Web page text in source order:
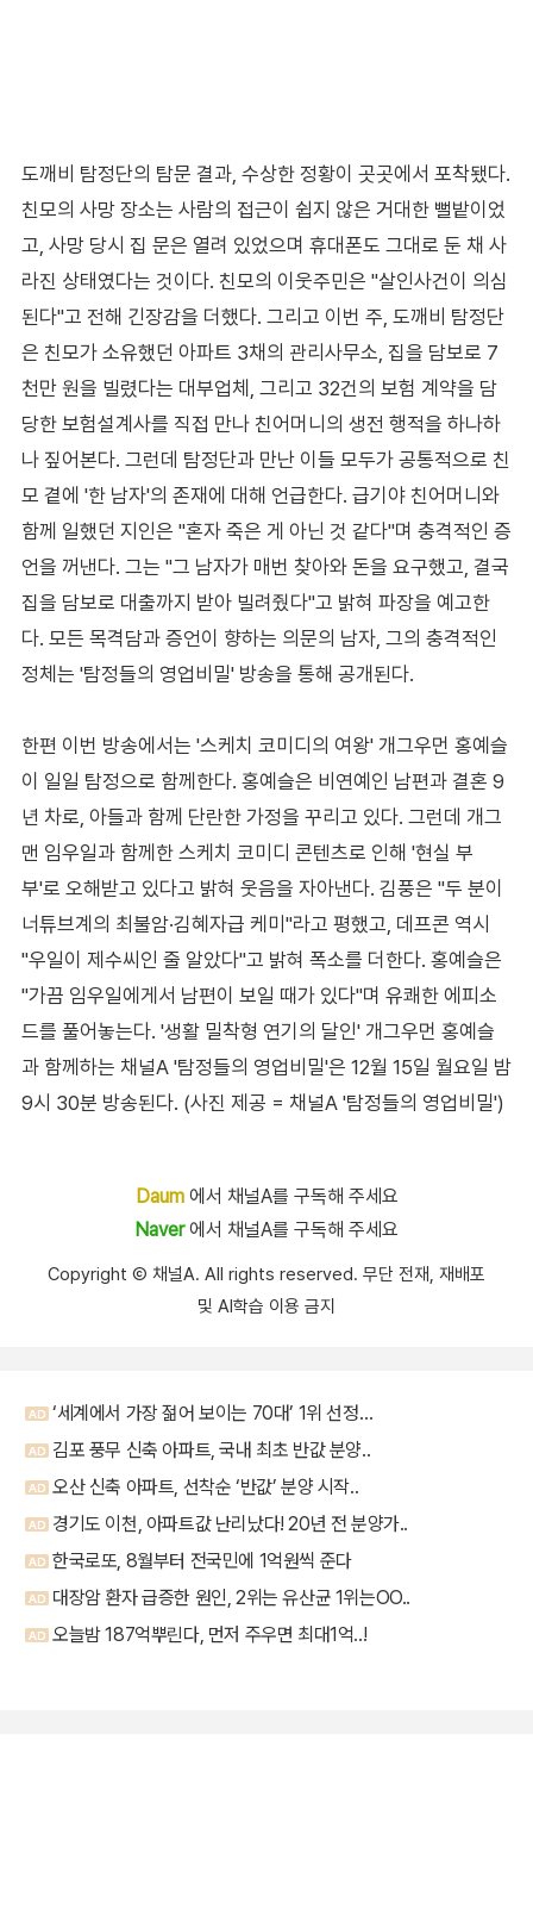
도깨비 탐정단의 탐문 결과, 수상한 정황이 곳곳에서 포착됐다.
친모의 사망 장소는 사람의 접근이 쉽지 않은 거대한 뻘밭이었
고, 사망 당시 집 문은 열려 있었으며 휴대폰도 그대로 둔 채 사
라진 상태였다는 것이다. 친모의 이웃주민은 "살인사건이 의심
된다"고 전해 긴장감을 더했다. 그리고 이번 주, 도깨비 탐정단
은 친모가 소유했던 아파트 3채의 관리사무소, 집을 담보로 7
천만 원을 빌렸다는 대부업체, 그리고 32건의 보험 계약을 담
당한 보험설계사를 직접 만나 친어머니의 생전 행적을 하나하
나 짚어본다. 그런데 탐정단과 만난 이들 모두가 공통적으로 친
모 곁에 '한 남자'의 존재에 대해 언급한다. 급기야 친어머니와
함께 일했던 지인은 "혼자 죽은 게 아닌 것 같다"며 충격적인 증
언을 꺼낸다. 그는 "그 남자가 매번 찾아와 돈을 요구했고, 결국
집을 담보로 대출까지 받아 빌려줬다"고 밝혀 파장을 예고한
다. 모든 목격담과 증언이 향하는 의문의 남자, 그의 충격적인
정체는 '탐정들의 영업비밀' 방송을 통해 공개된다.
한편 이번 방송에서는 '스케치 코미디의 여왕' 개그우먼 홍예슬
이 일일 탐정으로 함께한다. 홍예슬은 비연예인 남편과 결혼 9
년 차로, 아들과 함께 단란한 가정을 꾸리고 있다. 그런데 개그
맨 임우일과 함께한 스케치 코미디 콘텐츠로 인해 '현실 부
부'로 오해받고 있다고 밝혀 웃음을 자아낸다. 김풍은 "두 분이
너튜브계의 최불암·김혜자급 케미"라고 평했고, 데프콘 역시
"우일이 제수씨인 줄 알았다"고 밝혀 폭소를 더한다. 홍예슬은
"가끔 임우일에게서 남편이 보일 때가 있다"며 유쾌한 에피소
드를 풀어놓는다. '생활 밀착형 연기의 달인' 개그우먼 홍예슬
과 함께하는 채널A '탐정들의 영업비밀'은 12월 15일 월요일 밤
9시 30분 방송된다. (사진 제공 = 채널A '탐정들의 영업비밀')
Daum에서 채널A를 구독해 주세요
Naver에서 채널A를 구독해 주세요
Copyright Ⓒ 채널A. All rights reserved. 무단 전재, 재배포
및 AI학습 이용 금지